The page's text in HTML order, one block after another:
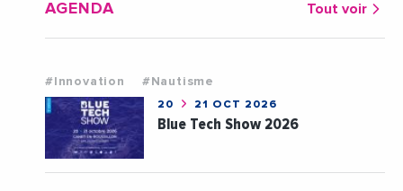
AGENDA Tout voir
#Innovation #Nautisme
20 21 OCT 2026
Blue Tech Show 2026